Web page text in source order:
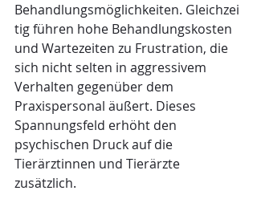
Behandlungsmöglichkeiten. Gleichzei
tig führen hohe Behandlungskosten
und Wartezeiten zu Frustration, die
sich nicht selten in aggressivem
Verhalten gegenüber dem
Praxispersonal äußert. Dieses
Spannungsfeld erhöht den
psychischen Druck auf die
Tierärztinnen und Tierärzte
zusätzlich.